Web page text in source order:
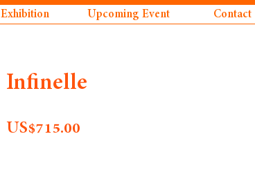
Exhibition Upcoming Event Contact
Infinelle
US$715.00